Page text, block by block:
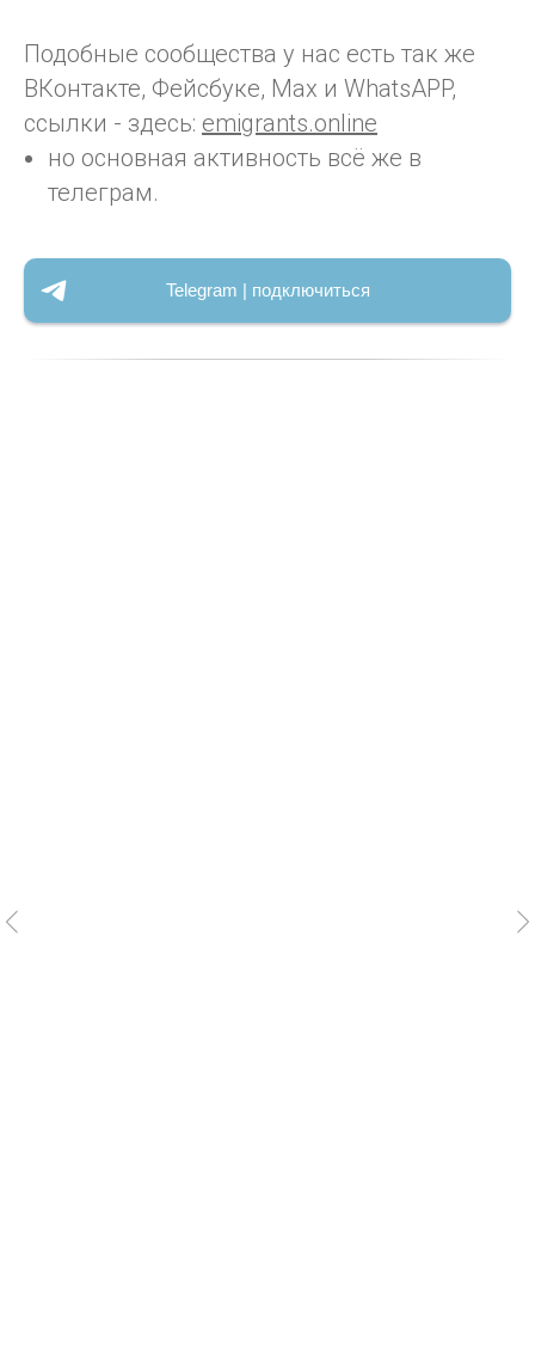
Подобные сообщества у нас есть так же
ВКонтакте, Фейсбуке, Max и WhatsAPP,
ссылки - здесь: emigrants.online
но основная активность всё же в
телеграм.
Telegram | подключиться